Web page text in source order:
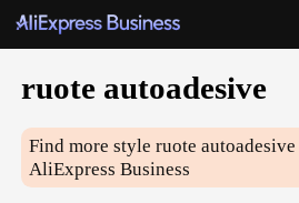
ruote autoadesive
Find more styleruote autoadesive
AliExpress Business